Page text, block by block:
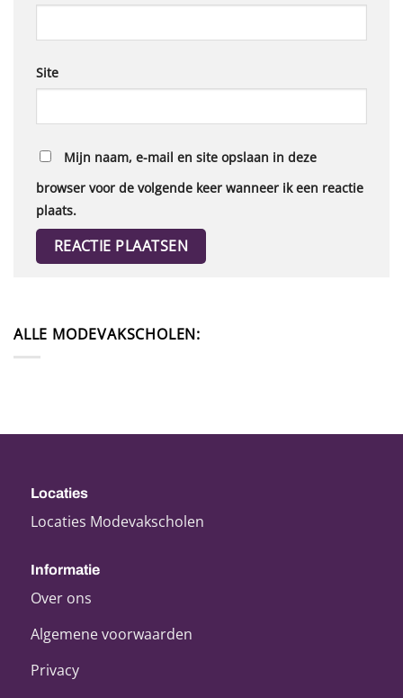
Site
Mijn naam, e-mail en site opslaan in deze
browser voor de volgende keer wanneer ik een reactie
plaats.
ALLE MODEVAKSCHOLEN:
Locaties
Locaties Modevakscholen
Informatie
Over ons
Algemene voorwaarden
Privacy